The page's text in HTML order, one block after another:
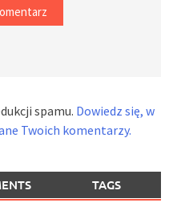
spamu. Dowiedz się, w
Twoich komentarzy.
TAGS